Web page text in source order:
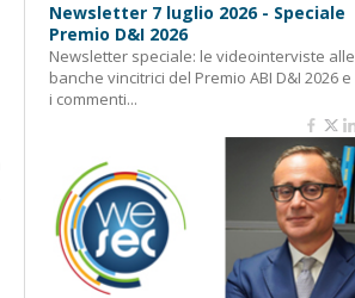
Newsletter 7 luglio 2026 - Speciale
Premio D&I 2026
Newsletter speciale: le videointerviste alle
banche vincitrici del Premio ABI D&I 2026 e
i commenti...